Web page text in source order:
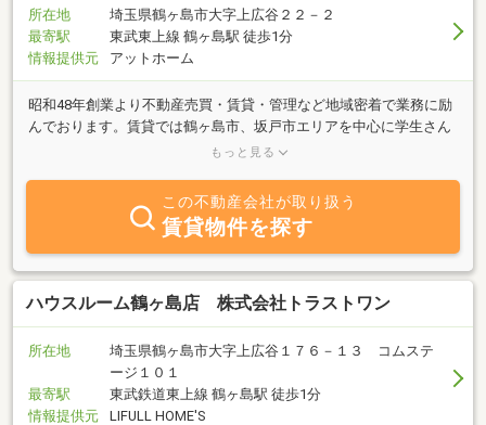
所在地
埼玉県鶴ヶ島市大字上広谷２２－２
最寄駅
東武東上線 鶴ヶ島駅 徒歩1分
情報提供元
アットホーム
昭和48年創業より不動産売買・賃貸・管理など地域密着で業務に励
んでおります。賃貸では鶴ヶ島市、坂戸市エリアを中心に学生さん
向け・ファミリー向け・単身者向けの物件を取り揃えてございま
件をお探し致します！自社管理物件が多いので入居日や初期費用の
ご相談も柔軟にご対応致します☆ご売却・住替えをお考えのお客
様、アパート・マンションのオーナー様もお気軽にご相談下さい。
長年の実績と信頼をもって皆様のお手伝いを致します！
もっと見る
この不動産会社が取り扱う
賃貸物件を探す
ハウスルーム鶴ヶ島店 株式会社トラストワン
所在地
埼玉県鶴ヶ島市大字上広谷１７６－１３ コムステ
ージ１０１
最寄駅
東武鉄道東上線 鶴ヶ島駅 徒歩1分
情報提供元
LIFULL HOME'S